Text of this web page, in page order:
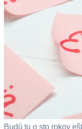
Budú tu o sto rokov